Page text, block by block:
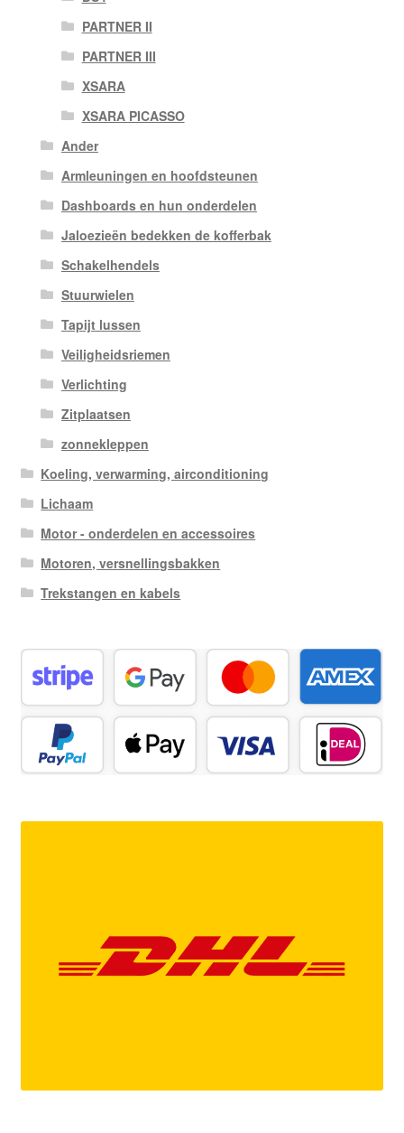
PARTNER II
PARTNER III
XSARA
XSARA PICASSO
Ander
Armleuningen en hoofdsteunen
Dashboards en hun onderdelen
Jaloezieën bedekken de kofferbak
Schakelhendels
Stuurwielen
Tapijt lussen
Veiligheidsriemen
Verlichting
Zitplaatsen
zonnekleppen
Koeling, verwarming, airconditioning
Lichaam
Motor - onderdelen en accessoires
Motoren, versnellingsbakken
Trekstangen en kabels